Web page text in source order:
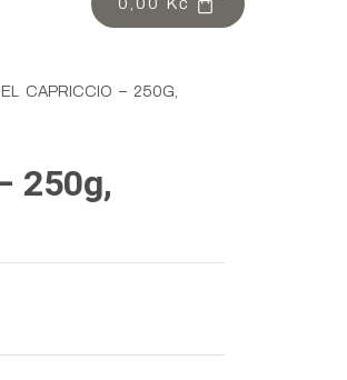
0,00 Kč
CAPRICCIO – 250G,
250g,